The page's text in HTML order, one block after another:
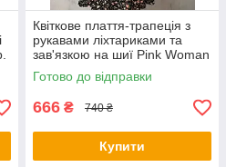
Квіткове плаття-трапеція з
рукавами ліхтариками та
зав'язкою на шиї Pink Woman
(р. 42-44) 1035205r
Готово до відправки
666 ₴ 740 ₴
Купити